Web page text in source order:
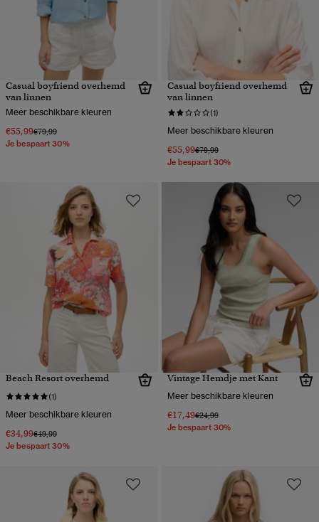
Casual boyfriend overhemd
van linnen
Meer beschikbare kleuren
€55,99Prijs verlaagd van
€79,99naar
Je bespaart 30%
Casual boyfriend overhemd
van linnen
(1)
Meer beschikbare kleuren
€55,99Prijs verlaagd van
€79,99naar
Je bespaart 30%
Beach Resort overhemd
(1)
Meer beschikbare kleuren
€34,99Prijs verlaagd van
€49,99naar
Je bespaart 30%
Vintage Hemdje met Kant
Meer beschikbare kleuren
€17,49Prijs verlaagd van
€24,99naar
Je bespaart 30%